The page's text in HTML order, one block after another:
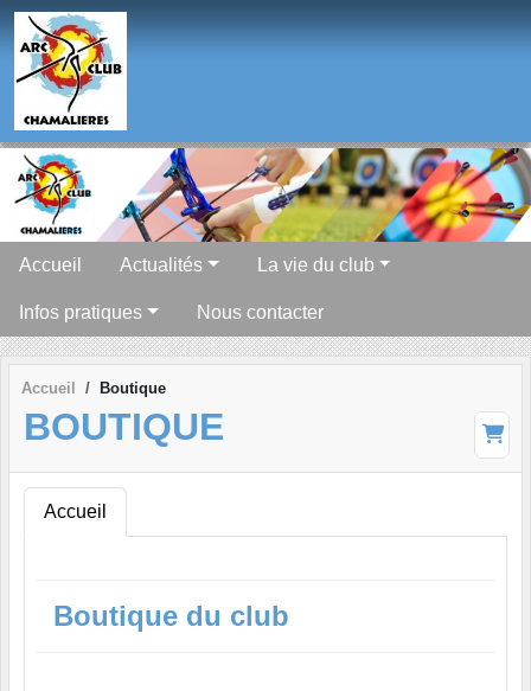
Accueil Actualités La vie du club
Infos pratiques Nous contacter
Accueil Boutique
BOUTIQUE
Accueil
Boutique du club
Panneau de gestion des cookies